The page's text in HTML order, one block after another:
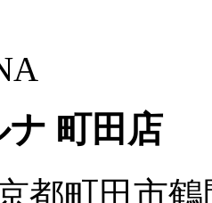
町田店
都町田市鶴